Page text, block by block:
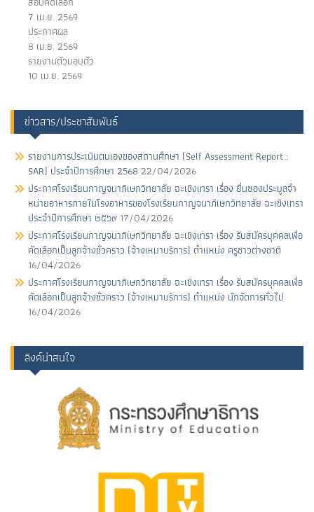
7 เม.ย. 2569
ประกาศผล
8 เม.ย. 2569
รายงานตัวมอบตัว
10 เม.ย. 2569
ข่าวสาร/ประชาสัมพันธ์
รายงานการประเนินตนเองของสถานศึกษา (Self Assessment Report :
SAR) ประจำปีการศึกษา 2568 22/04/2026
ประกาศโรงเรียนกาญจนาภิเษกวิทยาลัย ฉะเชิงเทรา เรื่อง ยื่นซองประมูลจํา
หน่ายอาหารภายในโรงอาหารของโรงเรียนกาญจนาภิเษกวิทยาลัย ฉะเชิงเทรา
ประจําปีการศึกษา ๒๕๖๙ 17/04/2026
ประกาศโรงเรียนกาญจนาภิเษกวิทยาลัย ฉะเชิงเทรา เรื่อง รับสมัครบุคคลเพื่อ
คัดเลือกเป็นลูกจ้างชั่วคราว (จ้างเหมาบริการ) ตําแหน่ง ครูชาวต่างชาติ
16/04/2026
ประกาศโรงเรียนกาญจนาภิเษกวิทยาลัย ฉะเชิงเทรา เรื่อง รับสมัครบุคคลเพื่อ
คัดเลือกเป็นลูกจ้างชั่วคราว (จ้างเหมาบริการ) ตําแหน่ง นักจัดการทั่วไป
16/04/2026
ลิงค์น่าสนใจ